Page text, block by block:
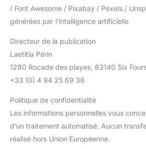
/ Font Awesome / Pixabay / Pexels /
générées par l’intelligence artificielle
Directeur de la publication
Laetitia Périn
1280 Rocade des playes, 83140 Six
+33 (0) 4 94 25 69 36
Politique de confidentialité
Les informations personnelles vous
d’un traitement automatisé. Aucun
réalisé hors Union Européenne.